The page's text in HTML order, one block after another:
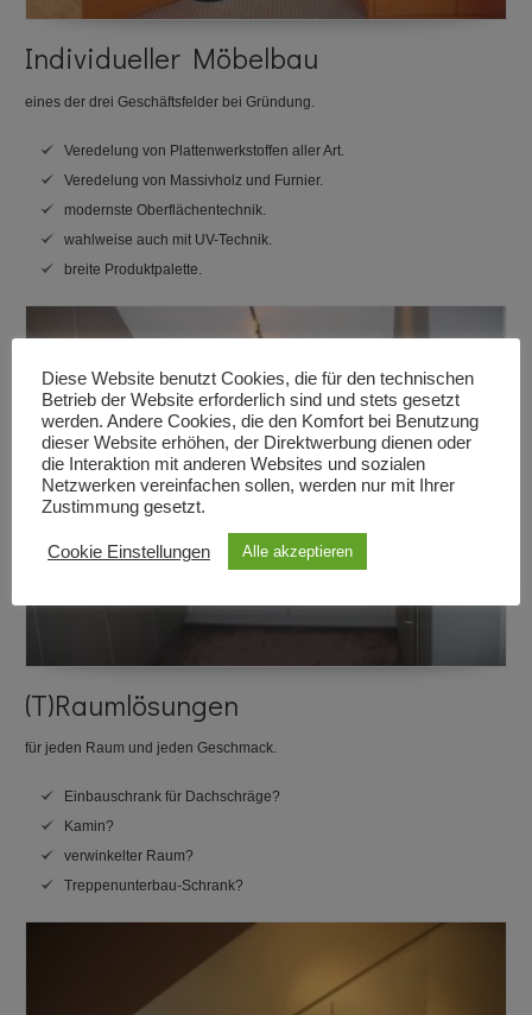
Individueller Möbelbau
eines der drei Geschäftsfelder bei Gründung.
Veredelung von Plattenwerkstoffen aller Art.
Veredelung von Massivholz und Furnier.
modernste Oberflächentechnik.
wahlweise auch mit UV-Technik.
breite Produktpalette.
(T)Raumlösungen
für jeden Raum und jeden Geschmack.
Einbauschrank für Dachschräge?
Kamin?
verwinkelter Raum?
Treppenunterbau-Schrank?
Diese Website benutzt Cookies, die für den technischen
Betrieb der Website erforderlich sind und stets gesetzt
werden. Andere Cookies, die den Komfort bei Benutzung
dieser Website erhöhen, der Direktwerbung dienen oder
die Interaktion mit anderen Websites und sozialen
Netzwerken vereinfachen sollen, werden nur mit Ihrer
Zustimmung gesetzt.
Cookie Einstellungen Alle akzeptieren